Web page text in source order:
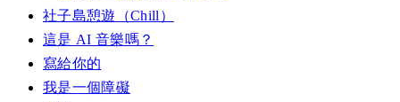
社子島憩遊（Chill）
這是 AI 音樂嗎？
寫給你的
我是一個障礙